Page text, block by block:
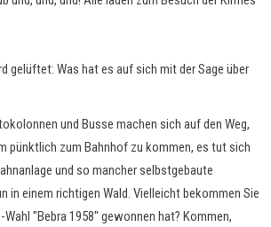
gelüftet: Was hat es auf sich mit der Sage über
und Busse machen sich auf den Weg,
pünktlich zum Bahnhof zu kommen, es tut sich
und so mancher selbstgebaute
in einem richtigen Wald. Vielleicht bekommen Sie
"Bebra 1958" gewonnen hat? Kommen,